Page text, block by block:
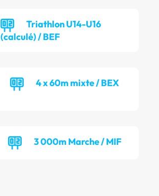
Triathlon U14-U16
(calculé) / BEF
4 x 60m mixte / BEX
3 000m Marche / MIF